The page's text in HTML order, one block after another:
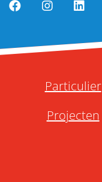
Particulier
Projecten